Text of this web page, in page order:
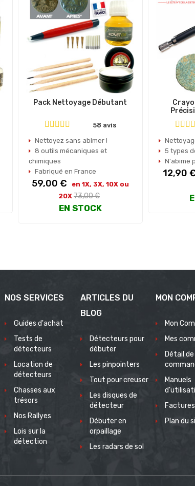
Pack Nettoyage Débutant
58 avis
Nettoyez sans abimer !
8 outils mécaniques et
chimiques
Fabriqué en France
Prix
59,00 €
en 1X, 3X, 10X ou
20X Prix
habituel
73,00 €
EN STOCK
5 types
N'abime
Prix
12,90
NOS SERVICES
Guides d'achat
Tests de
détecteurs
Location de
détecteurs
Chasses aux
trésors
Nos Rallyes
Lois sur la
détection
ARTICLES DU
BLOG
Détecteurs pour
débuter
Les pinpointers
Tout pour creuser
Les disques de
détecteur
Débuter en
orpaillage
Les radars de sol
MON
Mon
Mes
Détail de
Manuels
Factures
Plan du